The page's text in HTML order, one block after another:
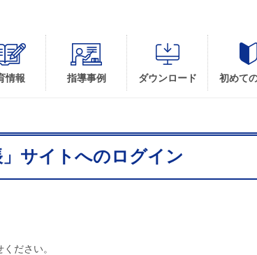
情報 指導事例 ダウンロード 初めて
サイトへのログイン
ださい。